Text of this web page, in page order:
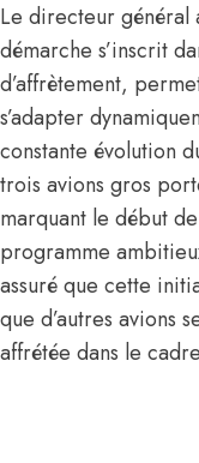
Le directeur général
démarche s’inscrit
d’affrètement,
s’adapter
constante évolution
trois avions gros
marquant le début
programme
assuré que cette
que d’autres avions
affrétée dans le